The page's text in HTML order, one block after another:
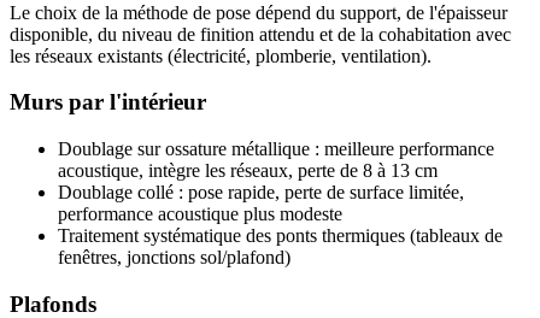
Le choix de la méthode de pose dépend du support, de l'épaisseur
disponible, du niveau de finition attendu et de la cohabitation avec
les réseaux existants (électricité, plomberie, ventilation).
Murs par l'intérieur
Doublage sur ossature métallique : meilleure performance
acoustique, intègre les réseaux, perte de 8 à 13 cm
Doublage collé : pose rapide, perte de surface limitée,
performance acoustique plus modeste
Traitement systématique des ponts thermiques (tableaux de
fenêtres, jonctions sol/plafond)
Plafonds